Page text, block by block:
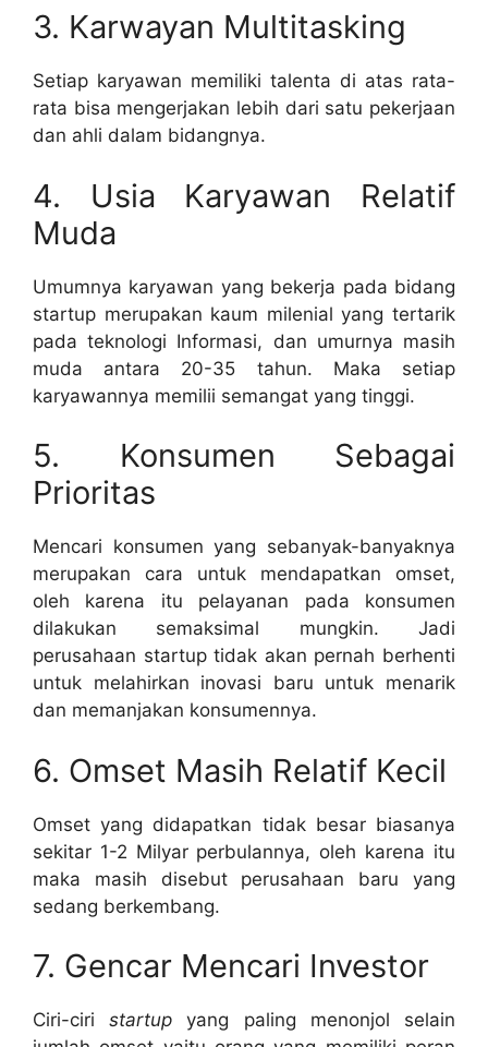
3. Karwayan Multitasking
Setiap karyawan memiliki talenta di atas rata-
rata bisa mengerjakan lebih dari satu pekerjaan
dan ahli dalam bidangnya.
4. Usia Karyawan Relatif
Muda
Umumnya karyawan yang bekerja pada bidang
startup merupakan kaum milenial yang tertarik
pada teknologi Informasi, dan umurnya masih
muda antara 20-35 tahun. Maka setiap
karyawannya memilii semangat yang tinggi.
5. Konsumen Sebagai
Prioritas
Mencari konsumen yang sebanyak-banyaknya
merupakan cara untuk mendapatkan omset,
oleh karena itu pelayanan pada konsumen
dilakukan semaksimal mungkin. Jadi
perusahaan startup tidak akan pernah berhenti
untuk melahirkan inovasi baru untuk menarik
dan memanjakan konsumennya.
6. Omset Masih Relatif Kecil
Omset yang didapatkan tidak besar biasanya
sekitar 1-2 Milyar perbulannya, oleh karena itu
maka masih disebut perusahaan baru yang
sedang berkembang.
7. Gencar Mencari Investor
Ciri-ciristartup yang paling menonjol selain